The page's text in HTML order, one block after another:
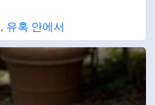
, 유혹 안에서